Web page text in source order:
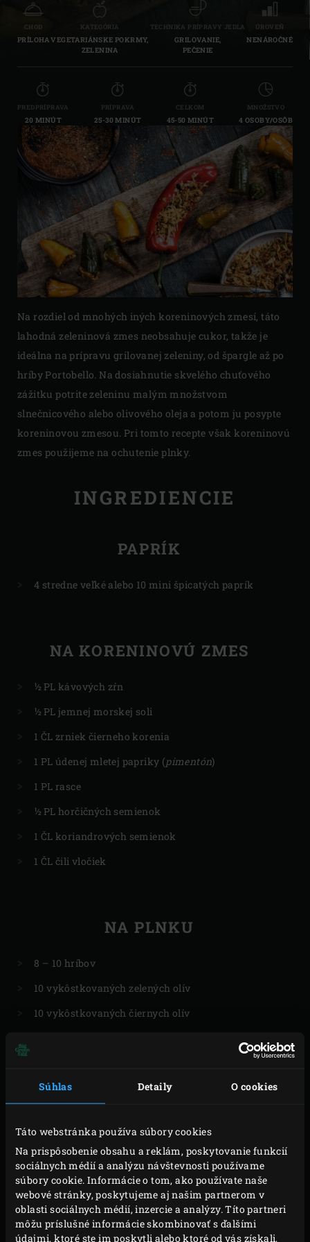
Súhlas Detaily O cookies
Táto webstránka používa súbory cookies
Na prispôsobenie obsahu a reklám, poskytovanie funkcií
sociálnych médií a analýzu návštevnosti používame
súbory cookie. Informácie o tom, ako používate naše
webové stránky, poskytujeme aj našim partnerom v
oblasti sociálnych médií, inzercie a analýzy. Títo partneri
môžu príslušné informácie skombinovať s ďalšími
údajmi, ktoré ste im poskytli alebo ktoré od vás získali,
CHOD
PRÍLOHA
KATEGÓRIA
VEGETARIÁNSKE POKRMY,
ZELENINA
TECHNIKA PRÍPRAVY JEDLA
GRILOVANIE,
PEČENIE
ÚROVEŇ
NENÁROČNÉ
PREDPRÍPRAVA
20 MINÚT
PRÍPRAVA
25-30 MINÚT
CELKOM
45-50 MINÚT
MNOŽSTVO
4 OSOBY/OSÔB
Na rozdiel od mnohých iných koreninových zmesí, táto
lahodná zeleninová zmes neobsahuje cukor, takže je
ideálna na prípravu grilovanej zeleniny, od špargle až po
hríby Portobello. Na dosiahnutie skvelého chuťového
zážitku potrite zeleninu malým množstvom
slnečnicového alebo olivového oleja a potom ju posypte
koreninovou zmesou. Pri tomto recepte však koreninovú
zmes použijeme na ochutenie plnky.
INGREDIENCIE
PAPRÍK
4 stredne veľké alebo 10 mini špicatých paprík
NA KORENINOVÚ ZMES
½ PL kávových zŕn
½ PL jemnej morskej soli
1 ČL zrniek čierneho korenia
1 PL údenej mletej papriky (pimentón)
1 PL rasce
½ PL horčičných semienok
1 ČL koriandrových semienok
1 ČL čili vločiek
NA PLNKU
8 – 10 hríbov
10 vykôstkovaných zelených olív
10 vykôstkovaných čiernych olív
Zapáľte drevené uhlie v Big Green Egg a spolu
sconvEGGtoromho zohrejte na 180 °C. Na prípravu
koreninovej zmesi najemno zomeľte kávové zrná
v mlynčeku na kávu. Vsypte jemne zomletú kávu
a ostatné prísady na zmes do mažiara, najemno